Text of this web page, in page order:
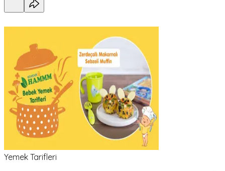
Yemek Tarifleri